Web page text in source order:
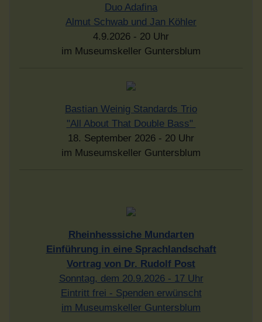
Duo Adafina
Almut Schwab und Jan Köhler
4.9.2026 - 20 Uhr
im Museumskeller Guntersblum
Bastian Weinig Standards Trio
"All About That Double Bass"
18. September 2026 - 20 Uhr
im Museumskeller Guntersblum
Rheinhesssiche Mundarten
Einführung in eine Sprachlandschaft
Vortrag von Dr. Rudolf Post
Sonntag, dem 20.9.2026 - 17 Uhr
Eintritt frei - Spenden erwünscht
im Museumskeller Guntersblum